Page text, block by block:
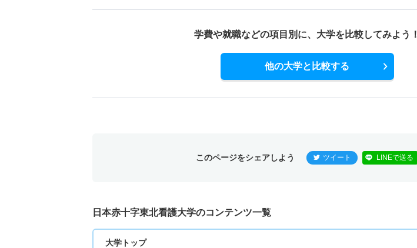
学費や就職などの項目別に、 大学を比較してみよう！
他の大学と比較する
このページをシェアしよう ツイート LINEで送る
日本赤十字東北看護大学のコンテンツ一覧
大学トップ